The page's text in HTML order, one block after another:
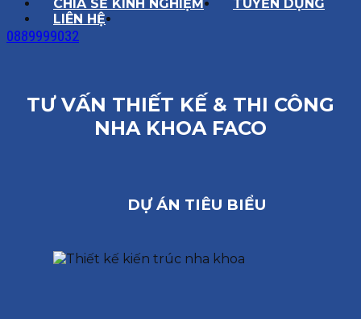
CHIA SẺ KINH NGHIỆM
TUYỂN DỤNG
LIÊN HỆ
0889999032
TƯ VẤN THIẾT KẾ & THI CÔNG
NHA KHOA FACO
DỰ ÁN TIÊU BIỂU